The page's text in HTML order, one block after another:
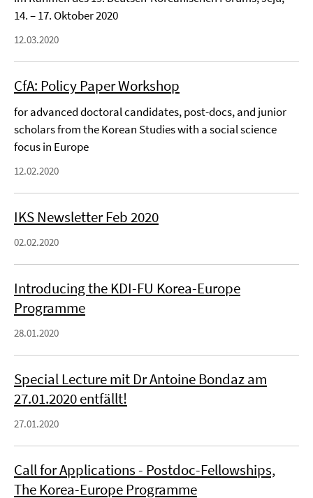
14. – 17. Oktober 2020
12.03.2020
CfA: Policy Paper Workshop
for advanced doctoral candidates, post-docs, and junior
scholars from the Korean Studies with a social science
focus in Europe
12.02.2020
IKS Newsletter Feb 2020
02.02.2020
Introducing the KDI-FU Korea-Europe
Programme
28.01.2020
Special Lecture mit Dr Antoine Bondaz am
27.01.2020 entfällt!
27.01.2020
Call for Applications - Postdoc-Fellowships,
The Korea-Europe Programme